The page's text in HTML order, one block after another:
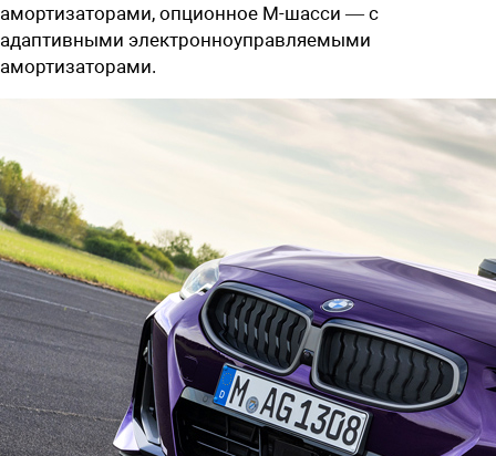
амортизаторами, опционное M-шасси — с
адаптивными электронноуправляемыми
амортизаторами.